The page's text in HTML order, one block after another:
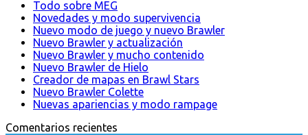
Todo sobre MEG
Novedades y modo supervivencia
Nuevo modo de juego y nuevo Brawler
Nuevo Brawler y actualización
Nuevo Brawler y mucho contenido
Nuevo Brawler de Hielo
Creador de mapas en Brawl Stars
Nuevo Brawler Colette
Nuevas apariencias y modo rampage
Comentarios recientes